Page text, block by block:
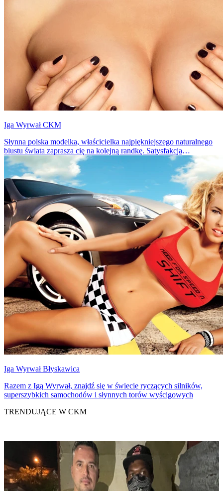
Iga Wyrwał CKM
Słynna polska modelka, właścicielka najpiękniejszego naturalnego
biustu świata zaprasza cię na kolejną randkę. Satysfakcja
gwarantowana!
Iga Wyrwał Błyskawica
Razem z Igą Wyrwał, znajdź się w świecie ryczących silników,
superszybkich samochodów i słynnych torów wyścigowych
TRENDUJĄCE W CKM